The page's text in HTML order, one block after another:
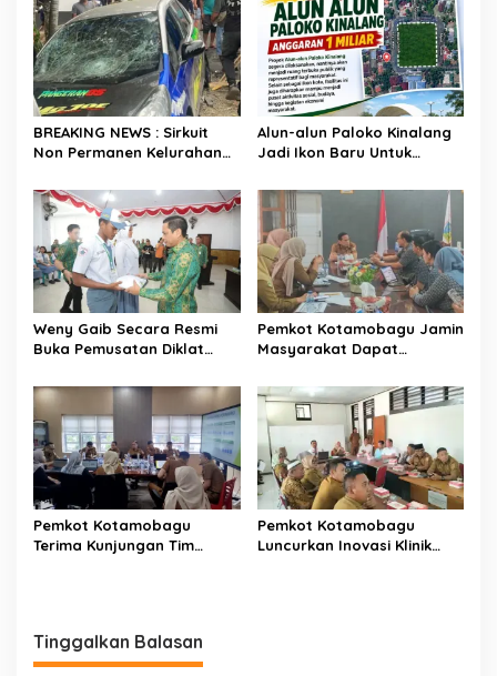
BREAKING NEWS : Sirkuit
Non Permanen Kelurahan
Peserta Hilang Kendali
Tabrak Penonton
Alun-alun Paloko Kinalang
Jadi Ikon Baru Untuk
Kotamobagu
Weny Gaib Secara Resmi
Buka Pemusatan Diklat
Kotamobagu
Pemkot Kotamobagu Jamin
Masyarakat Dapat
Pemkot Kotamobagu
Terima Kunjungan Tim
Pemkot Kotamobagu
Luncurkan Inovasi Klinik
Tinggalkan Balasan